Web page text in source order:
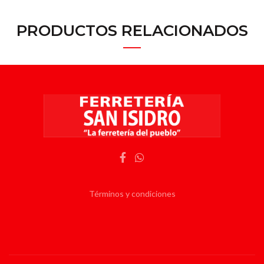
PRODUCTOS RELACIONADOS
Términos y condiciones